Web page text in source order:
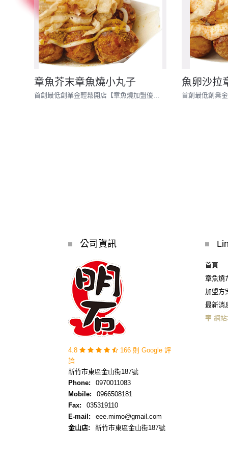
章魚芥末章魚燒小丸子 魚卵沙拉
公司資訊
4.8
166 則 Google 評
論
新竹市東區金山街187號
Phone:
0970011083
Mobile:
0966508181
Fax:
035319110
E-mail:
eee.mimo@gmail.com
金山店:
新竹市東區金山街187號
首頁
章魚燒
加盟方
最新消
網